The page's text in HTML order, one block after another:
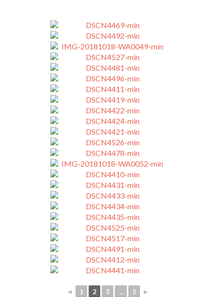
◄ 1 2 3 ... 5 ►